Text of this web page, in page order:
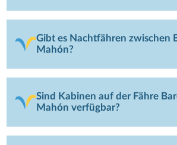
Gibt es Nachtfähren zwischen
Mahón?
Sind Kabinen auf der Fähre
Mahón verfügbar?